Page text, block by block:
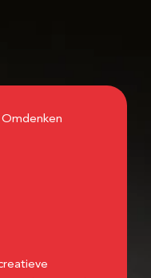
Omdenken